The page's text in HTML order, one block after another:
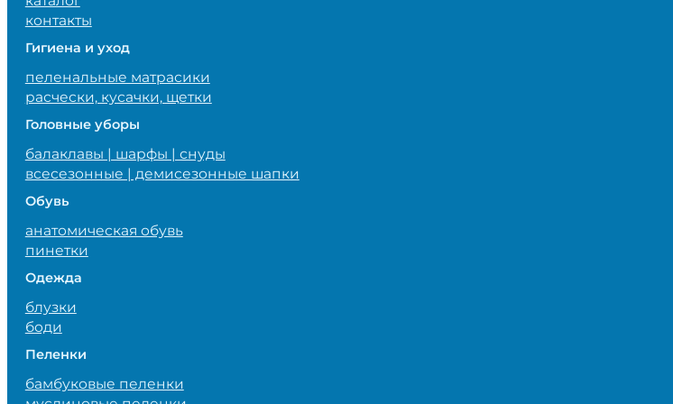
контакты
Гигиена и уход
пеленальные матрасики
расчески, кусачки, щетки
Головные уборы
балаклавы | шарфы | снуды
всесезонные | демисезонные шапки
Обувь
анатомическая обувь
пинетки
Одежда
блузки
боди
Пеленки
бамбуковые пеленки